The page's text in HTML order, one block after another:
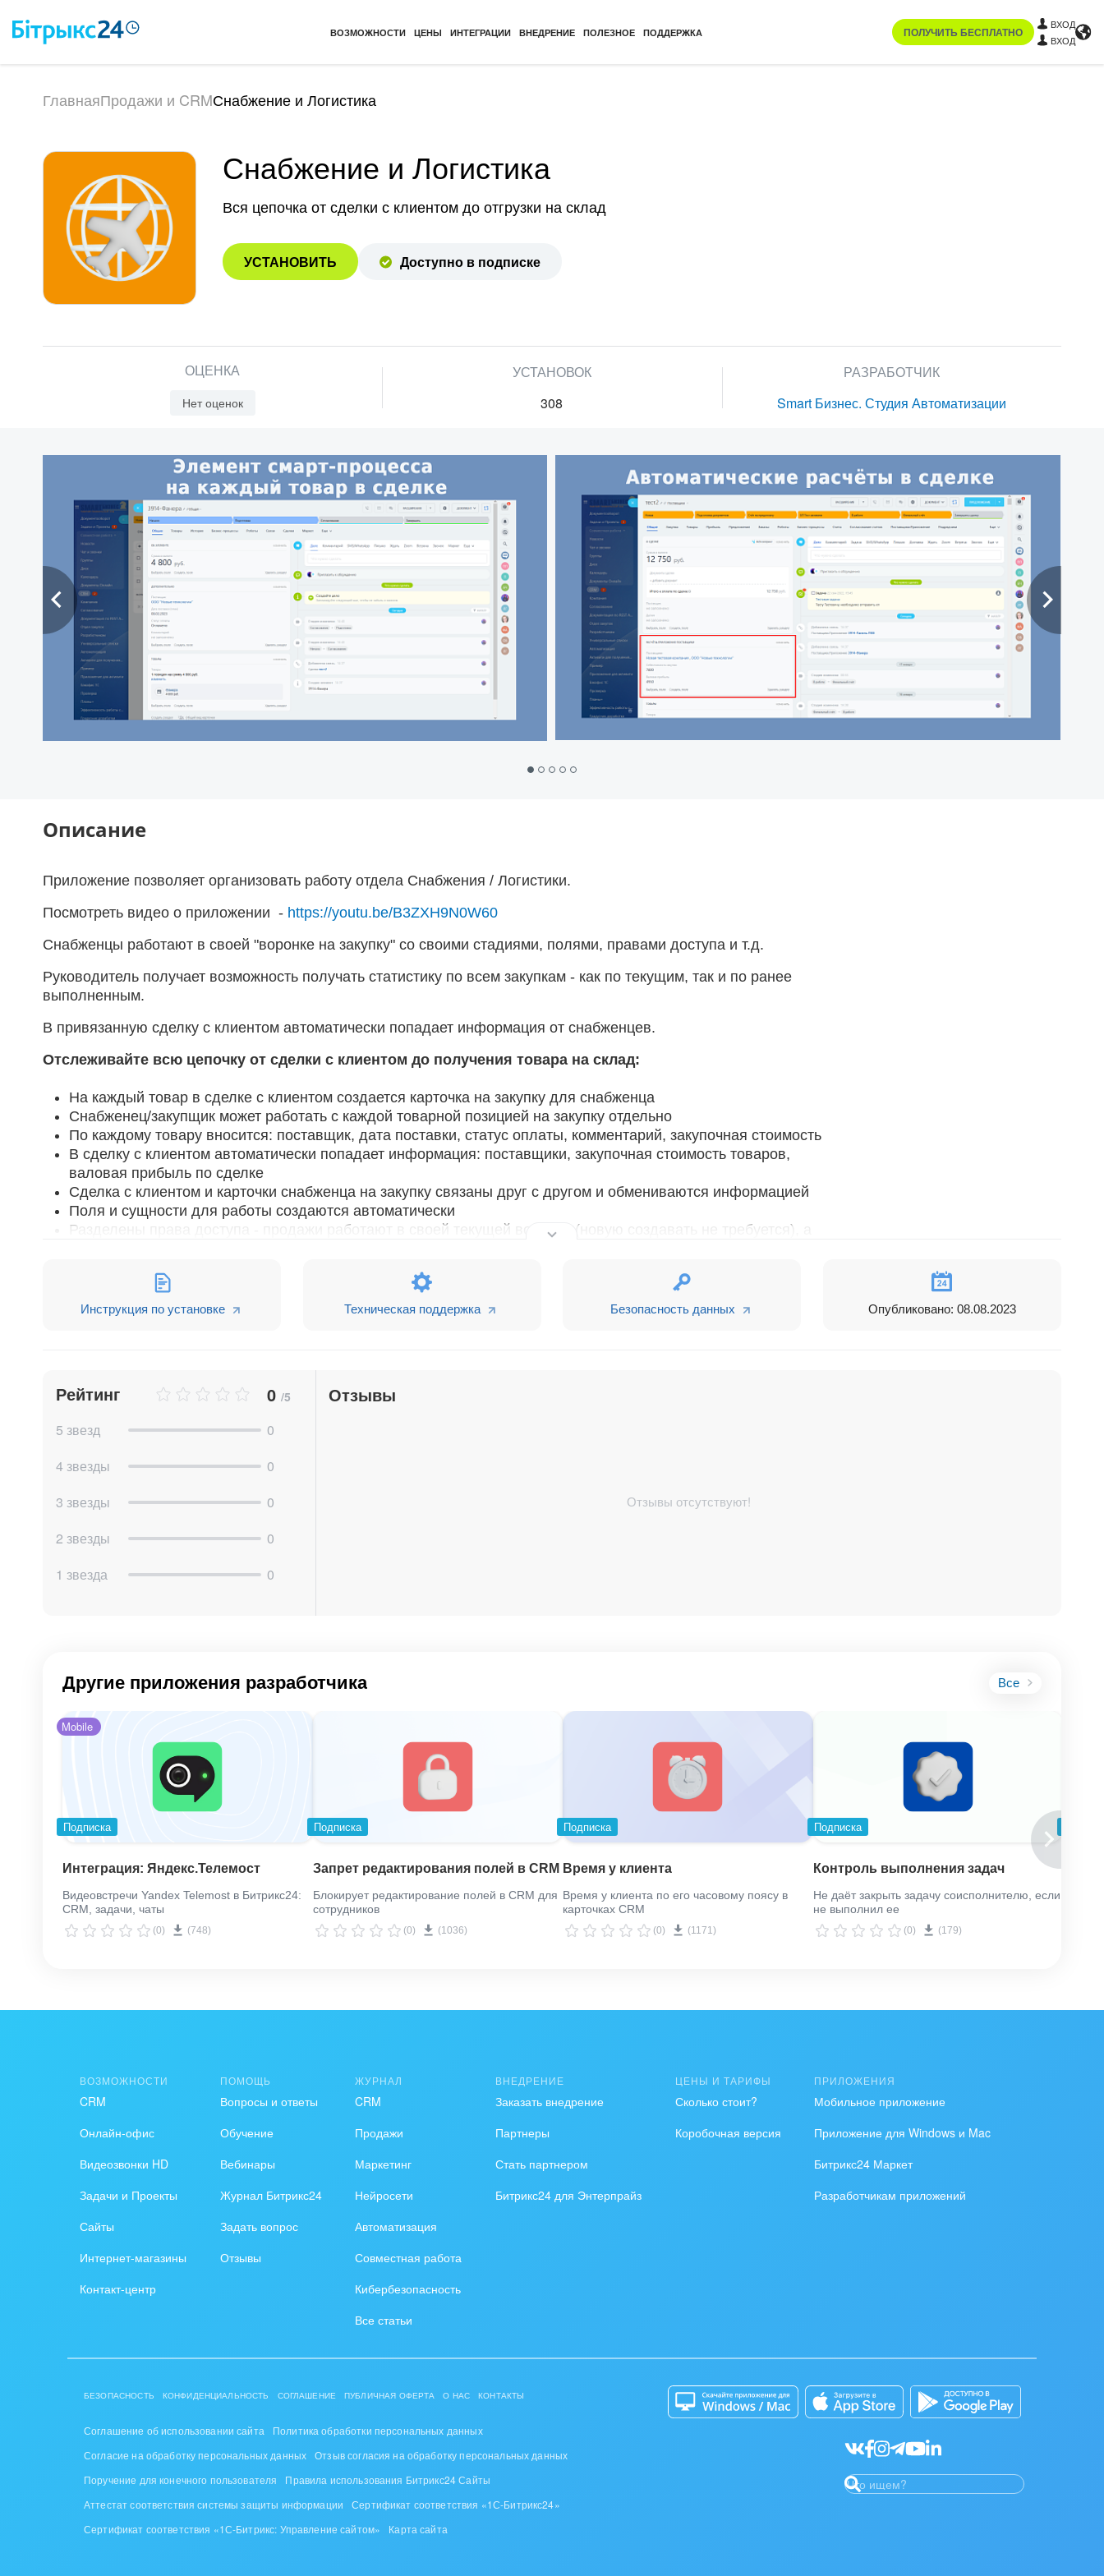
ВОЗМОЖНОСТИ ЦЕНЫ ИНТЕГРАЦИИ ВНЕДРЕНИЕ ПОЛЕЗНОЕ ПОДДЕРЖКА ПОЛУЧИТЬ БЕСПЛАТНО
ВХОД
ВХОД
ГлавнаяПродажи и CRMСнабжение и Логистика
Снабжение и Логистика
Вся цепочка от сделки с клиентом до отгрузки на склад
УСТАНОВИТЬ Доступно в подписке
ОЦЕНКА
Нет оценок
УСТАНОВОК
308
РАЗРАБОТЧИК
Smart Бизнес. Студия Автоматизации
Описание
Приложение позволяет организовать работу отдела Снабжения / Логистики.
Посмотреть видео о приложении - https://youtu.be/B3ZXH9N0W60
Снабженцы работают в своей "воронке на закупку" со своими стадиями, полями, правами доступа и т.д.
Руководитель получает возможность получать статистику по всем закупкам - как по текущим, так и по ранее
выполненным.
В привязанную сделку с клиентом автоматически попадает информация от снабженцев.
Отслеживайте всю цепочку от сделки с клиентом до получения товара на склад:
На каждый товар в сделке с клиентом создается карточка на закупку для снабженца
Снабженец/закупщик может работать с каждой товарной позицией на закупку отдельно
По каждому товару вносится: поставщик, дата поставки, статус оплаты, комментарий, закупочная стоимость
В сделку с клиентом автоматически попадает информация: поставщики, закупочная стоимость товаров,
валовая прибыль по сделке
Сделка с клиентом и карточки снабженца на закупку связаны друг с другом и обмениваются информацией
Поля и сущности для работы создаются автоматически
Разделены права доступа - продажи работают в своей текущей воронке (новую создавать не требуется), а
К снабжению можно привязать сделки с клиентами из разных воронок продаж
Решение можно дорабатывать под свои задачи, т.к. используются стандартные модули Битрикс24. Для более
Инструкция по установке Техническая поддержка Безопасность данных Опубликовано: 08.08.2023
Рейтинг 0 /5
5 звезд
0
4 звезды
0
3 звезды
0
2 звезды
0
1 звезда
0
Отзывы
Отзывы отсутствуют!
Другие приложения разработчика Все
Mobile
Подписка
Интеграция: Яндекс.Телемост
Видеовстречи Yandex Telemost в Битрикс24:
CRM, задачи, чаты
(0) (748)
Подписка
Запрет редактирования полей в CRM
Блокирует редактирование полей в CRM для
сотрудников
(0) (1036)
Подписка
Время у клиента
Время у клиента по его часовому поясу в
карточках CRM
(0) (1171)
Подписка
Контроль выполнения задач
Не даёт закрыть задачу соисполнителю, если
не выполнил ее
(0) (179)
ВОЗМОЖНОСТИ
CRM
Онлайн-офис
Видеозвонки HD
Задачи и Проекты
Сайты
Интернет-магазины
Контакт-центр
ПОМОЩЬ
Вопросы и ответы
Обучение
Вебинары
Журнал Битрикс24
Задать вопрос
Отзывы
ЖУРНАЛ
CRM
Продажи
Маркетинг
Нейросети
Автоматизация
Совместная работа
Кибербезопасность
Все статьи
ВНЕДРЕНИЕ
Заказать внедрение
Партнеры
Стать партнером
Битрикс24 для Энтерпрайз
ЦЕНЫ И ТАРИФЫ
Сколько стоит?
Коробочная версия
ПРИЛОЖЕНИЯ
Мобильное приложение
Приложение для Windows и Mac
Битрикс24 Маркет
Разработчикам приложений
БЕЗОПАСНОСТЬ КОНФИДЕНЦИАЛЬНОСТЬ СОГЛАШЕНИЕ ПУБЛИЧНАЯ ОФЕРТА О НАС КОНТАКТЫ
Соглашение об использовании сайта
Политика обработки персональных данных
Согласие на обработку персональных данных Отзыв согласия на обработку персональных данных
Поручение для конечного пользователя
Правила использования Битрикс24 Сайты
Аттестат соответствия системы защиты информации
Сертификат соответствия «1С-Битрикс24»
Сертификат соответствия «1С-Битрикс: Управление сайтом»
Карта сайта